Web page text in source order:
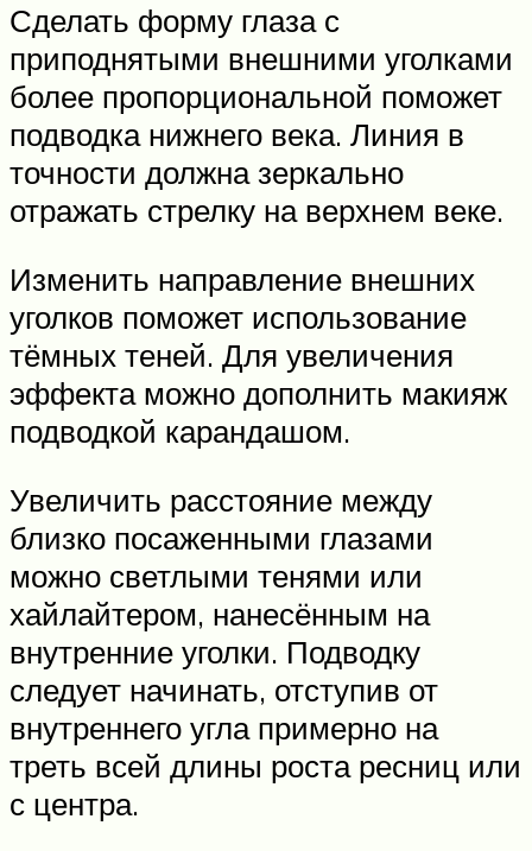
Сделать форму глаза с
приподнятыми внешними уголками
более пропорциональной поможет
подводка нижнего века. Линия в
точности должна зеркально
отражать стрелку на верхнем веке.
Изменить направление внешних
уголков поможет использование
тёмных теней. Для увеличения
эффекта можно дополнить макияж
подводкой карандашом.
Увеличить расстояние между
близко посаженными глазами
можно светлыми тенями или
хайлайтером, нанесённым на
внутренние уголки. Подводку
следует начинать, отступив от
внутреннего угла примерно на
треть всей длины роста ресниц или
с центра.